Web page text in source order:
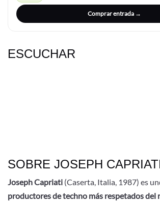
Comprar entrada →
ESCUCHAR
SOBRE JOSEPH
Joseph Capriati (Caserta, Italia, 1987) es
productores de techno más respetados del